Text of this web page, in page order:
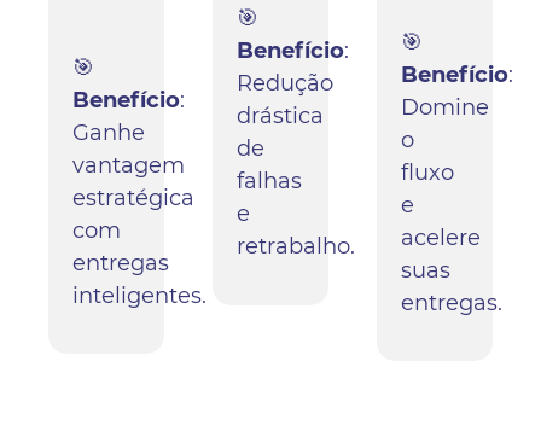
🎯
Benefício:
Ganhe
vantagem
estratégica
com
entregas
inteligentes.
🎯
Benefício:
Redução
drástica
de
falhas
e
retrabalho.
🎯
Benefício:
Domine
o
fluxo
e
acelere
suas
entregas.